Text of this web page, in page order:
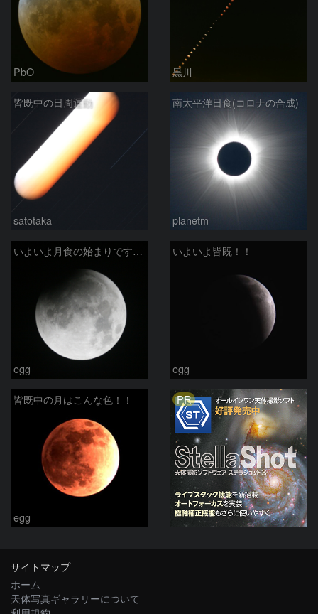
PbO 黒川
皆既中の日周運動
satotaka
南太平洋日食(コロナの合成)
planetm
いよいよ月食の始まりです！！！！！！
egg
いよいよ皆既！！
egg
皆既中の月はこんな色！！
egg
PR
サイトマップ
ホーム
天体写真ギャラリーについて